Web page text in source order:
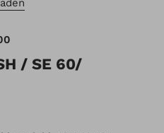
/ SE 60/